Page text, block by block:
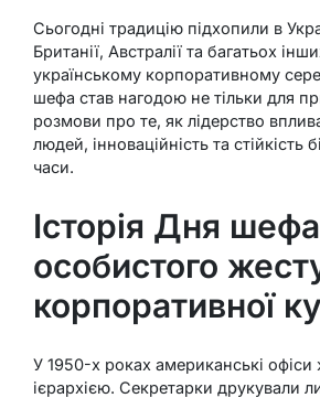
Сьогодні традицію підхопили в
Британії, Австралії та багатьох
українському корпоративному
шефа став нагодою не тільки для
розмови про те, як лідерство
людей, інноваційність та стійкість
часи.
Історія Дня
особистого
корпоративної
У 1950-х роках американські офіси
ієрархією. Секретарки друкували